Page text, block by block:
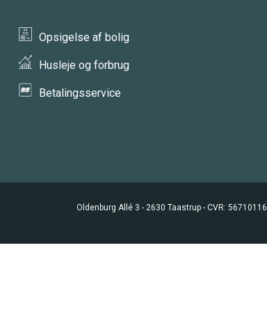
Opsigelse af bolig
Husleje og forbrug
Betalingsservice
Oldenburg Allé 3 - 2630 Taastrup - CVR: 56710116